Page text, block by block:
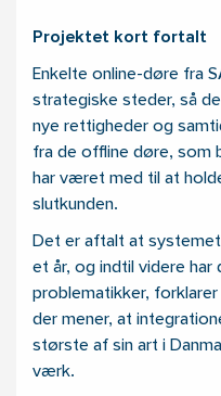
Projektet kort fortalt
Enkelte online-døre fra
strategiske steder, så
nye rettigheder og
fra de offline døre, som
har været med til at
slutkunden.
Det er aftalt at
et år, og indtil videre
problematikker, forklarer
der mener, at
største af sin art i
værk.